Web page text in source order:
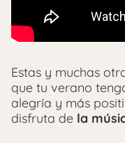
Estas y muchas
que tu verano
alegría y más
disfruta de la